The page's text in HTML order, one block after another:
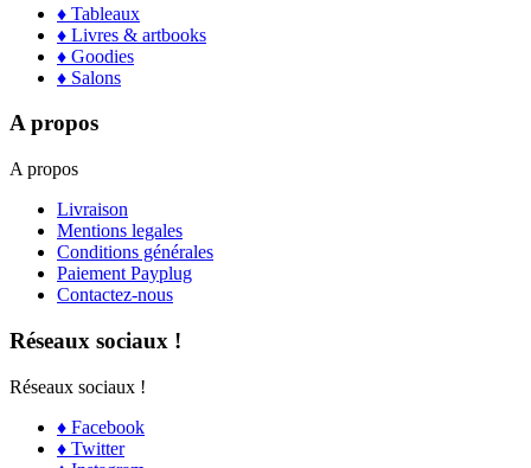
♦ Tableaux
♦ Livres & artbooks
♦ Goodies
♦ Salons
A propos
A propos
Livraison
Mentions legales
Conditions générales
Paiement Payplug
Contactez-nous
Réseaux sociaux !
Réseaux sociaux !
♦ Facebook
♦ Twitter